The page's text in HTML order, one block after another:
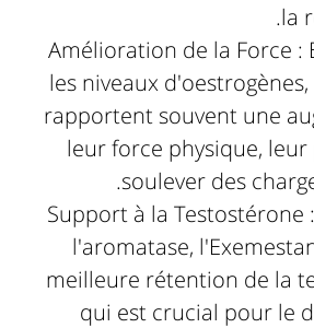
la
Amélioration de la Force :
les niveaux
rapportent souvent une
leur force physique,
soulever des
Support à la Testostérone
l'aromatase,
meilleure rétention de la
qui est crucial pour le